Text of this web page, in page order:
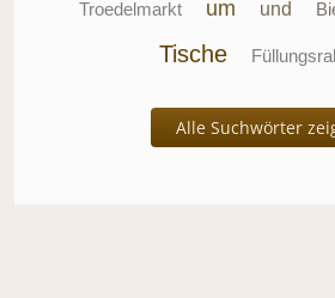
Troedelmarkt um und
Tische
Alle Suchwörter